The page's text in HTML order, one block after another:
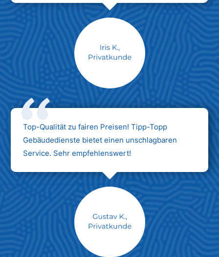
Max Mustermann
Unternehmen AG
Top-Qualität zu fairen Preisen! Tipp-Topp
Gebäudedienste bietet einen unschlagbaren
Service. Sehr empfehlenswert!